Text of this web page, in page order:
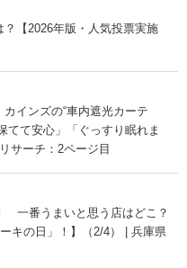
【2026年版・人気投票実施
インズの“車内遮光カーテ
て安心」「ぐっすり眠れま
サーチ：2ページ目
一番うまいと思う店はどこ？
キの日」！】（2/4） | 兵庫県